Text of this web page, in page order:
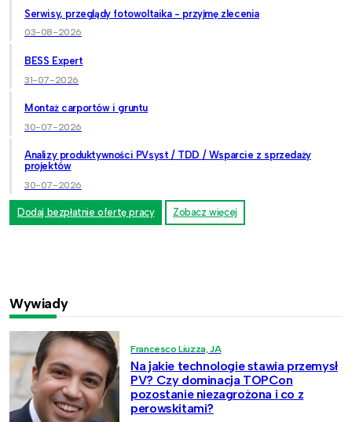
Serwisy, przeglądy fotowoltaika - przyjmę zlecenia
03-08-2026
BESS Expert
31-07-2026
Montaż carportów i gruntu
30-07-2026
Analizy produktywności PVsyst / TDD / Wsparcie z sprzedaży
projektów
30-07-2026
Dodaj bezpłatnie ofertę pracy Zobacz więcej
Wywiady
Francesco Liuzza, JA
Na jakie technologie stawia przemysł
PV? Czy dominacja TOPCon
pozostanie niezagrożona i co z
perowskitami?